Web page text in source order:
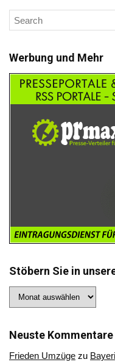
Werbung und Mehr
Stöbern Sie in
Sie
Archiv
Neuste Kommentare
Frieden Umzüge zu